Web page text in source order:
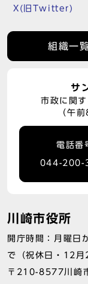
X(旧Twitter)
組織一
サ
市政に関
（午
電話番
044-200-
川崎市役所
開庁時間：月曜日
で（祝休日・12月
〒210-8577川崎